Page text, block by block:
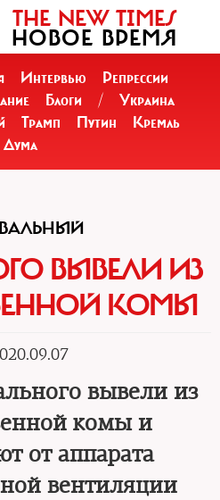
THE NEW TIMES
НОВОЕ ВРЕМЯ
Интервью
Репрессии
Блоги /
Украина
Трамп Путин
Кремль
Дума
ВЫВЕЛИ ИЗ
КОМЫ
вывели из
комы и
от аппарата
вентиляции